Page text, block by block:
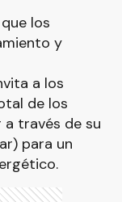
los
y
a los
de los
través de su
para un